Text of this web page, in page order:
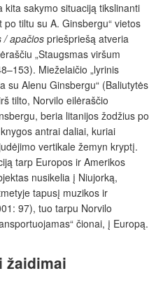
kita sakymo situaciją tikslinanti
tiltu su A. Ginsbergu“ vietos
/ apačiospriešpriešą atveria
„Staugsmas viršum
Mieželaičio „lyrinis
su Alenu Ginsbergu“ (Baliutytės
tilto, Norvilo eilėraščio
beria litanijos žodžius po
antrai daliai, kuriai
vertikale žemyn kryptį.
tarp Europos ir Amerikos
nusikelia į Niujorką,
tapusį muzikos ir
97), tuo tarpu Norvilo
čionai, į Europą.
žaidimai